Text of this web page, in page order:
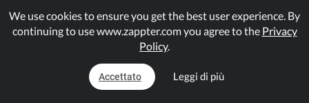
We use cookies to ensure you get the best user experience. By
continuing to use www.zappter.com you agree to the Privacy
Policy.
Accettato Leggi di più